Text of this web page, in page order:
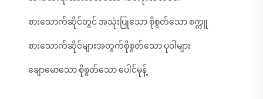
စားသောက်ဆိုင်တွင် အသုံးပြုသော စိုစွတ်သော စက္ကူ
စားသောက်ဆိုင်များအတွက်စိုစွတ်သော ပုဝါများ
ချောမောသော စိုစွတ်သော ပေါင်မုန့်